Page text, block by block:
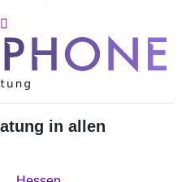
in allen